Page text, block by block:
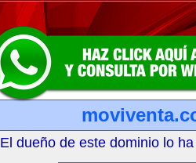
El dueño de este dominio lo